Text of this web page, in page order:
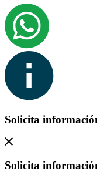
Solicita
Solicita